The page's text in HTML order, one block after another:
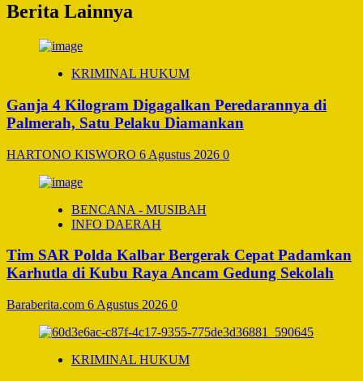
Berita Lainnya
KRIMINAL HUKUM
Ganja 4 Kilogram Digagalkan Peredarannya di
Palmerah, Satu Pelaku Diamankan
HARTONO KISWORO 6 Agustus 2026 0
BENCANA - MUSIBAH
INFO DAERAH
Tim SAR Polda Kalbar Bergerak Cepat Padamkan
Karhutla di Kubu Raya Ancam Gedung Sekolah
Baraberita.com 6 Agustus 2026 0
KRIMINAL HUKUM